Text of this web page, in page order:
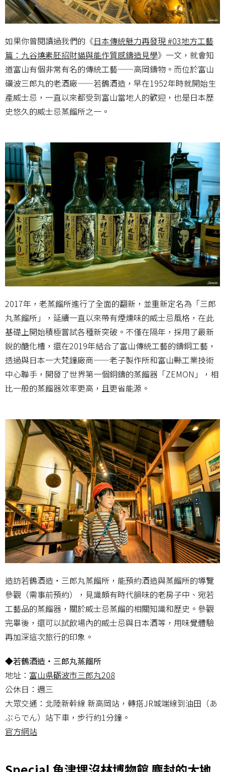
如果你曾閱讀過我們的《日本傳統魅力再發現 #03地方工藝
篇：九谷燒素胚招財貓與能作質感鑄造見學》一文，就會知
道富山有個非常有名的傳統工藝——高岡鑄物。而位於富山
礪波三郎丸的老酒廠——若鶴酒造，早在1952年時就開始生
產威士忌，一直以來都受到富山當地人的歡迎，也是日本歷
史悠久的威士忌蒸餾所之一。
2017年，老蒸餾所進行了全面的翻新，並重新定名為「三郎
丸蒸餾所」，延續一直以來帶有煙燻味的威士忌風格，在此
基礎上開始積極嘗試各種新突破。不僅在隔年，採用了最新
銳的醣化槽，還在2019年結合了富山傳統工藝的鑄銅工藝，
透過與日本一大梵鐘廠商——老子製作所和富山縣工業技術
中心聯手，開發了世界第一個銅鑄的蒸餾器「ZEMON」，相
比一般的蒸餾器效率更高，且更省能源。
造訪若鶴酒造・三郎丸蒸餾所，能預約酒造與蒸餾所的導覽
參觀（需事前預約），見識頗有時代韻味的老房子中、宛若
工藝品的蒸餾器，關於威士忌蒸餾的相關知識和歷史。參觀
完畢後，還可以試飲場內的威士忌與日本酒等，用味覺體驗
再加深這次旅行的印象。
◆若鶴酒造・三郎丸蒸餾所
地址： 富山県砺波市三郎丸208
公休日：週三
大眾交通：北陸新幹線 新高岡站，轉搭JR城端線到油田（あ
ぶらでん）站下車，步行約1分鐘。
官方網站